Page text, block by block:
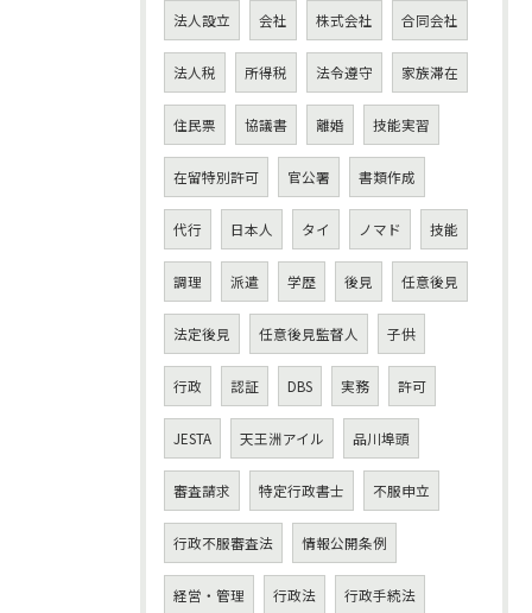
法人設立 会社 株式会社 合同会社
法人税 所得税 法令遵守 家族滞在
住民票 協議書 離婚 技能実習
在留特別許可 官公署 書類作成
代行 日本人 タイ ノマド 技能
調理 派遣 学歴 後見 任意後見
法定後見 任意後見監督人 子供
行政 認証 DBS 実務 許可
JESTA 天王洲アイル 品川埠頭
審査請求 特定行政書士 不服申立
行政不服審査法 情報公開条例
経営・管理 行政法 行政手続法